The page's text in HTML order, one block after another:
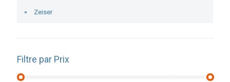
Zeiser
Filtre par Prix